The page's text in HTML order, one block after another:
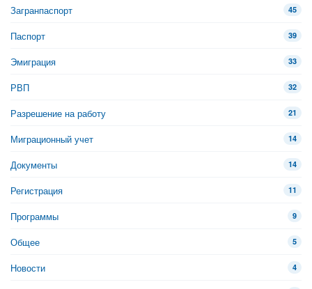
Загранпаспорт 45
Паспорт 39
Эмиграция 33
РВП 32
Разрешение на работу 21
Миграционный учет 14
Документы 14
Регистрация 11
Программы 9
Общее 5
Новости 4